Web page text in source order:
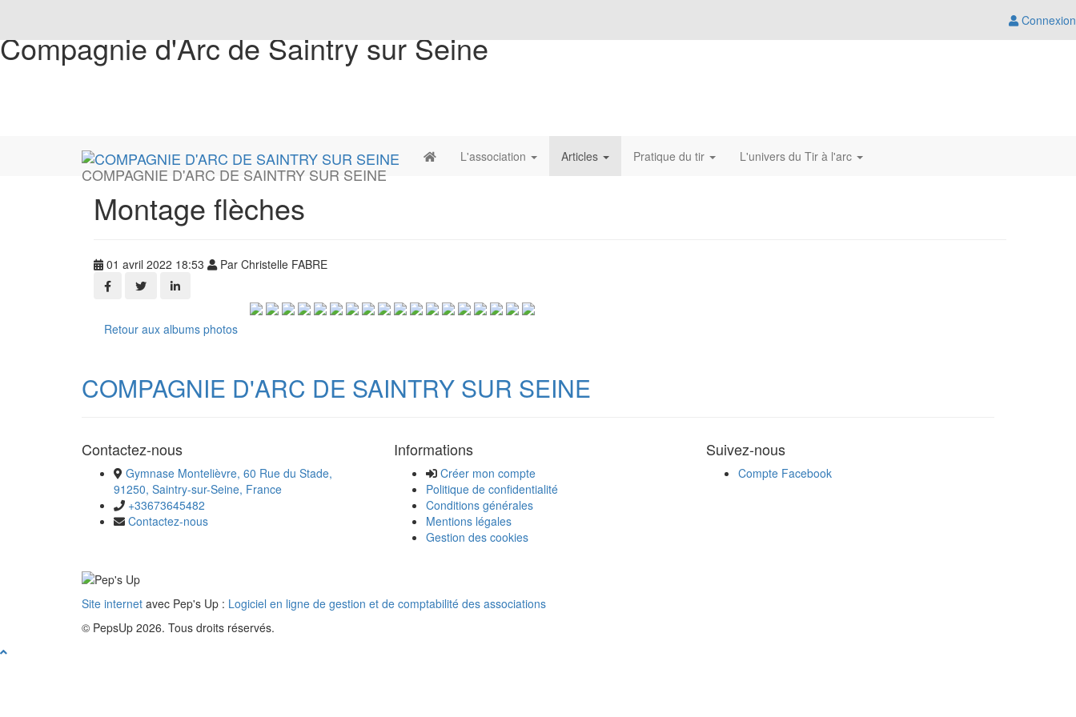
Connexion
Compagnie d'Arc de Saintry sur Seine
COMPAGNIE D'ARC DE SAINTRY SUR SEINE
L'association Articles Pratique du tir L'univers du Tir à l'arc
Montage flèches
01 avril 2022 18:53 Par Christelle FABRE
Retour aux albums photos
COMPAGNIE D'ARC DE SAINTRY SUR SEINE
Contactez-nous
Gymnase Montelièvre, 60 Rue du Stade,
91250, Saintry-sur-Seine, France
+33673645482
Contactez-nous
Informations
Créer mon compte
Politique de confidentialité
Conditions générales
Mentions légales
Gestion des cookies
Suivez-nous
Compte Facebook
Site internet avec Pep's Up : Logiciel en ligne de gestion et de comptabilité des associations
© PepsUp 2026. Tous droits réservés.